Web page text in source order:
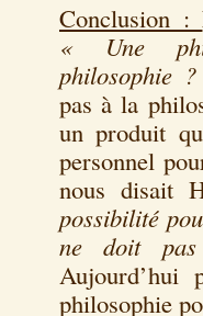
Conclusion :
« Une
philosophie
pas à la
un produit
personnel
nous disait
possibilité
ne doit pas
Aujourd’hui
philosophie